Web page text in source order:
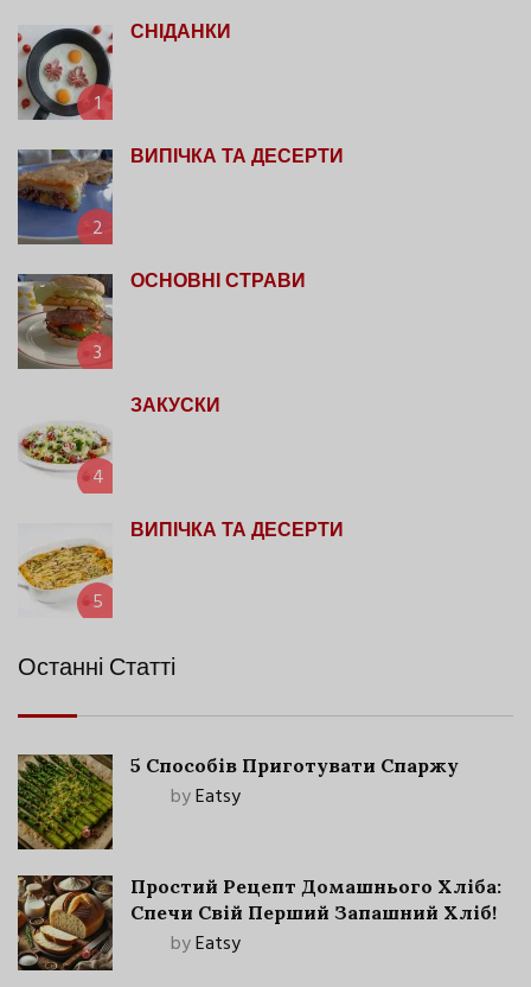
1
СНІДАНКИ
2
ВИПІЧКА ТА ДЕСЕРТИ
3
ОСНОВНІ СТРАВИ
4
ЗАКУСКИ
5
ВИПІЧКА ТА ДЕСЕРТИ
Останні Статті
5 Способів Приготувати Спаржу
byEatsy
Простий Рецепт Домашнього Хліба:
Спечи Свій Перший Запашний Хліб!
byEatsy